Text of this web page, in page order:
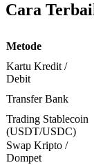
Cara
Metode
Kartu Kredit /
Debit
Transfer Bank
Trading Stablecoin
(USDT/USDC)
Swap Kripto /
Dompet